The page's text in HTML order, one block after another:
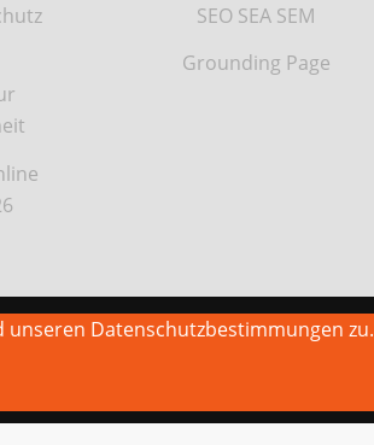
SEO SEA SEM
Grounding Page
Datenschutzbestimmungen zu.